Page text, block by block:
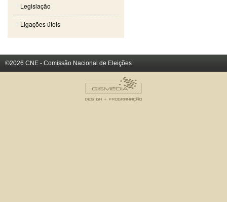
Legislação
Ligações úteis
©2026 CNE - Comissão Nacional de Eleições